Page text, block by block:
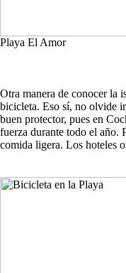
Playa El Amor
Otra manera de conocer la
bicicleta. Eso sí, no olvide
buen protector, pues en
fuerza durante todo el año.
comida ligera. Los hoteles